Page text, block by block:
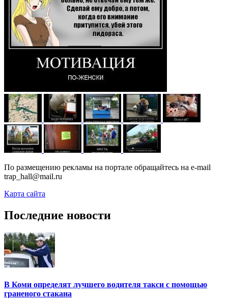
По размещению рекламы на портале обращайтесь на e-mail
trap_hall@mail.ru
Карта сайта
Последние новости
В Коми определят лучшего водителя такси с помощью
граненого стакана